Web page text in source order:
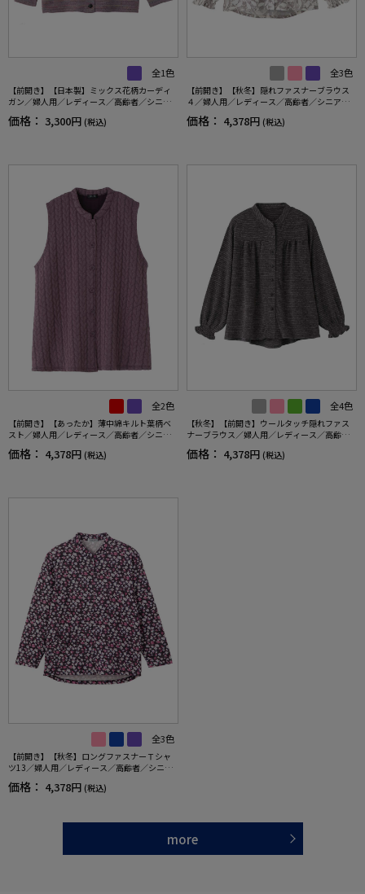
全1色
【前開き】【日本製】ミックス花柄カーディ
ガン／婦人用／レディース／高齢者／シニア
／名前記入欄付／大きめボタン／身幅ゆった
り／ギフト／プレゼント 【CF】
価格： 3,300円 (税込)
全3色
【前開き】【秋冬】隠れファスナーブラウス
４／婦人用／レディース／高齢者／シニア／
後ろ長め／名前記入欄付／お出かけ／プレゼ
ント／ギフト 【CF】
価格： 4,378円 (税込)
全2色
【前開き】【あったか】薄中綿キルト葉柄ベ
スト／婦人用／レディース／高齢者／シニア
／秋冬／洗濯OK／自宅で洗える／名前記入欄
付／両脇ポケット／お出かけ／ギフト 【C
価格： 4,378円 (税込)
全4色
【秋冬】【前開き】ウールタッチ隠れファス
ナーブラウス／婦人用／レディース／高齢者
／シニア／後ろ長め／名前記入欄付／ゆった
り／プレゼント／ギフト 【CF】
価格： 4,378円 (税込)
全3色
【前開き】【秋冬】ロングファスナーＴシャ
ツ13／婦人用／レディース／高齢者／シニア
／ゆったり／のびのび／洗濯機OK／後ろ長め
／名前記入欄付／ギフト／プレゼント 【C
価格： 4,378円 (税込)
more